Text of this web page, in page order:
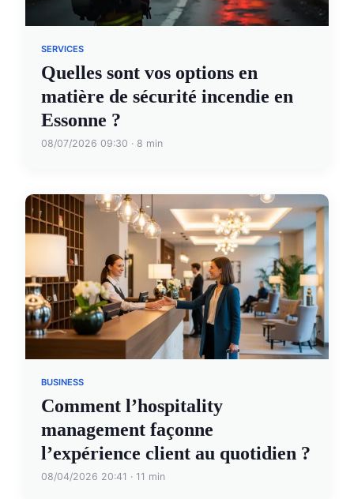
SERVICES
Quelles sont vos options en
matière de sécurité incendie en
Essonne ?
08/07/2026 09:30 · 8 min
BUSINESS
Comment l’hospitality
management façonne
l’expérience client au quotidien ?
08/04/2026 20:41 · 11 min